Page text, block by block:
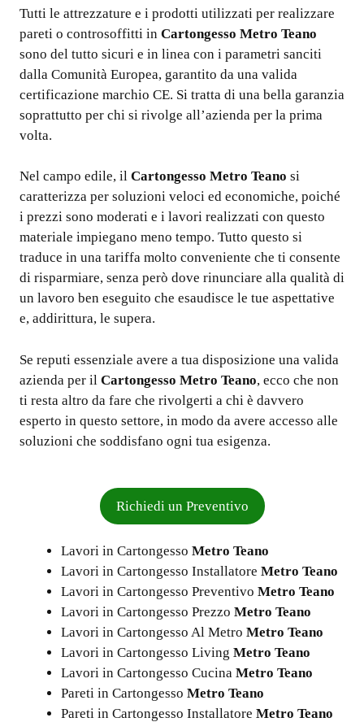
Tutti le attrezzature e i prodotti utilizzati per realizzare
pareti o controsoffitti in Cartongesso Metro Teano
sono del tutto sicuri e in linea con i parametri sanciti
dalla Comunità Europea, garantito da una valida
certificazione marchio CE. Si tratta di una bella garanzia
soprattutto per chi si rivolge all’azienda per la prima
volta.
Nel campo edile, il Cartongesso Metro Teano si
caratterizza per soluzioni veloci ed economiche, poiché
i prezzi sono moderati e i lavori realizzati con questo
materiale impiegano meno tempo. Tutto questo si
traduce in una tariffa molto conveniente che ti consente
di risparmiare, senza però dove rinunciare alla qualità di
un lavoro ben eseguito che esaudisce le tue aspettative
e, addirittura, le supera.
Se reputi essenziale avere a tua disposizione una valida
azienda per il Cartongesso Metro Teano, ecco che non
ti resta altro da fare che rivolgerti a chi è davvero
esperto in questo settore, in modo da avere accesso alle
soluzioni che soddisfano ogni tua esigenza.
Richiedi un Preventivo
Lavori in Cartongesso Metro Teano
Lavori in Cartongesso Installatore Metro Teano
Lavori in Cartongesso Preventivo Metro Teano
Lavori in Cartongesso Prezzo Metro Teano
Lavori in Cartongesso Al Metro Metro Teano
Lavori in Cartongesso Living Metro Teano
Lavori in Cartongesso Cucina Metro Teano
Pareti in Cartongesso Metro Teano
Pareti in Cartongesso Installatore Metro Teano